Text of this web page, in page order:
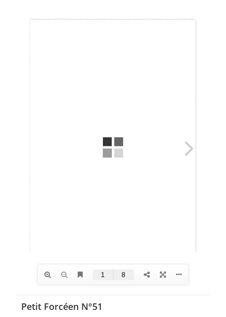
Petit Forcéen N°51